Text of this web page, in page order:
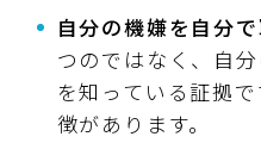
自分の機嫌を自分で
つのではなく、自
を知っている証拠
徴があります。